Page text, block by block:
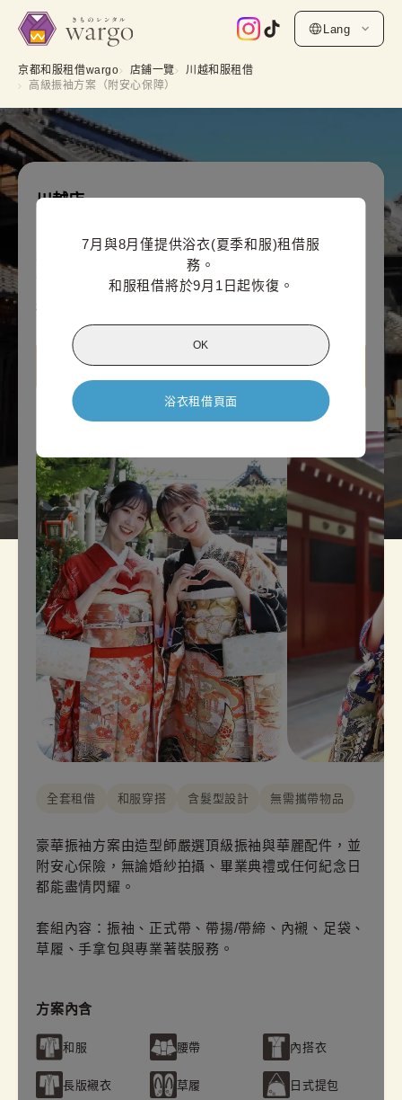
Lang
京都和服租借wargo 店鋪一覽
川越和服租借
高級振袖方案（附安心保障）
7月與8月僅提供浴衣(夏季和服)租借服
務。
和服租借將於9月1日起恢復。
OK
浴衣租借頁面
川越店
¥ 56,100(含稅)~
¥57,200
查看川越店資訊
全套租借 和服穿搭 含髮型設計 無需攜帶物品
豪華振袖方案由造型師嚴選頂級振袖與華麗配件，並
附安心保險，無論婚紗拍攝、畢業典禮或任何紀念日
都能盡情閃耀。
套組內容：振袖、正式帶、帶揚/帶締、內襯、足袋、
草履、手拿包與專業著裝服務。
方案內含
和服 腰帶 內搭衣
長版襯衣 草履 日式提包